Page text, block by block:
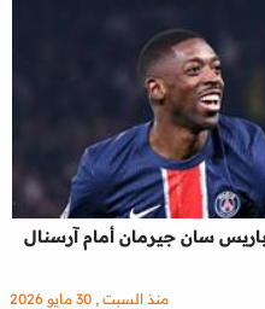
سان جيرمان أمام آرسنال
منذ السبت , 30 مايو 2026